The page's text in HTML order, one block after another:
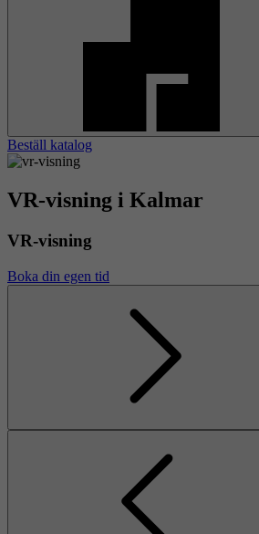
Beställ katalog
VR-visning i Kalmar
VR-visning
Boka din egen tid